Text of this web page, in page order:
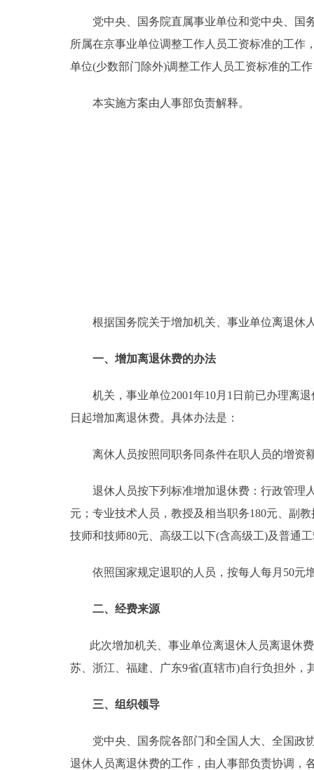
党中央、国务院直属事业单位和党中央、国务
所属在京事业单位调整工作人员工资标准的工作
单位(少数部门除外)调整工作人员工资标准的工
本实施方案由人事部负责解释。
根据国务院关于增加机关、事业单位离退休
一、增加离退休费的办法
机关，事业单位2001年10月1日前已办理离退
日起增加离退休费。具体办法是：
离休人员按照同职务同条件在职人员的增资额
退休人员按下列标准增加退休费：行政管理人
元；专业技术人员，教授及相当职务180元、副
技师和技师80元、高级工以下(含高级工)及普通
依照国家规定退职的人员，按每人每月50元
二、经费来源
此次增加机关、事业单位离退休人员离退休费
苏、浙江、福建、广东9省(直辖市)自行负担外，
三、组织领导
党中央、国务院各部门和全国人大、全国政协
退休人员离退休费的工作，由人事部负责协调，